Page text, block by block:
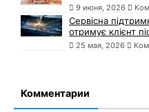
9 июня, 2026
Сервісна
отримує клієнт
25 мая, 2026
Комментарии